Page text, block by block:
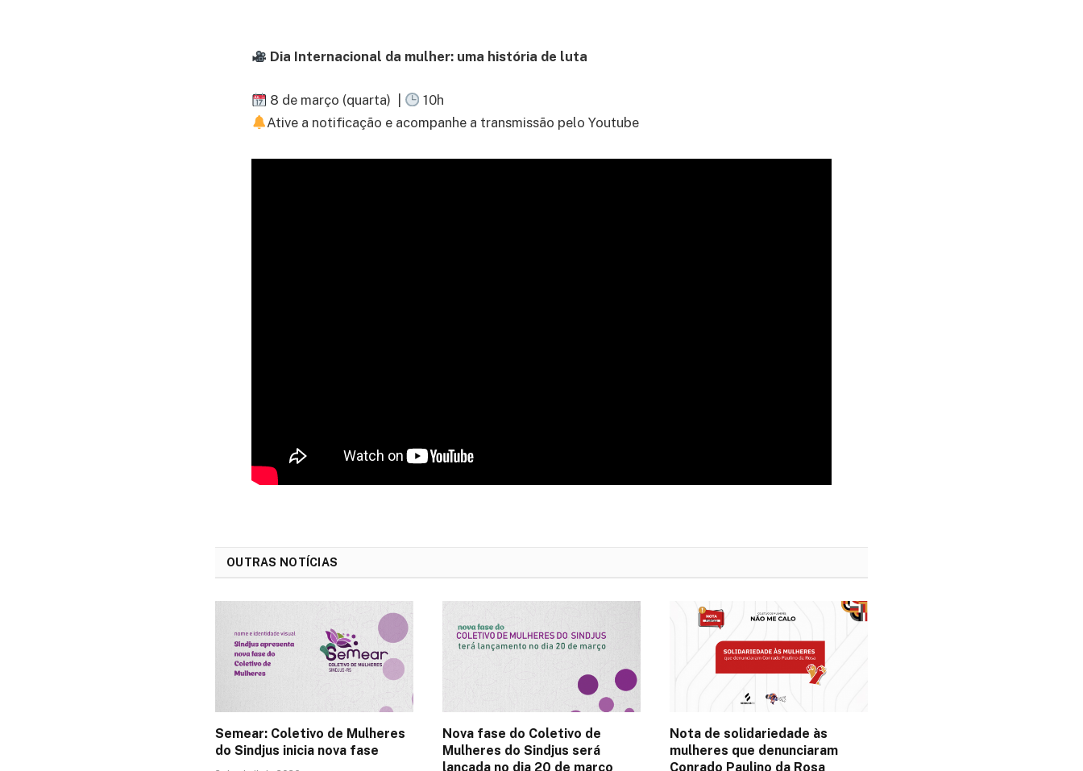
Dia Internacional da mulher: uma história de luta
8 de março (quarta) |
10h
Ative a notificação e acompanhe a transmissão pelo Youtube
OUTRAS NOTÍCIAS
Semear: Coletivo de Mulheres
do Sindjus inicia nova fase
Nova fase do Coletivo de
Mulheres do Sindjus será
lançada no dia 20 de março
Nota de solidariedade às
mulheres que denunciaram
Conrado Paulino da Rosa